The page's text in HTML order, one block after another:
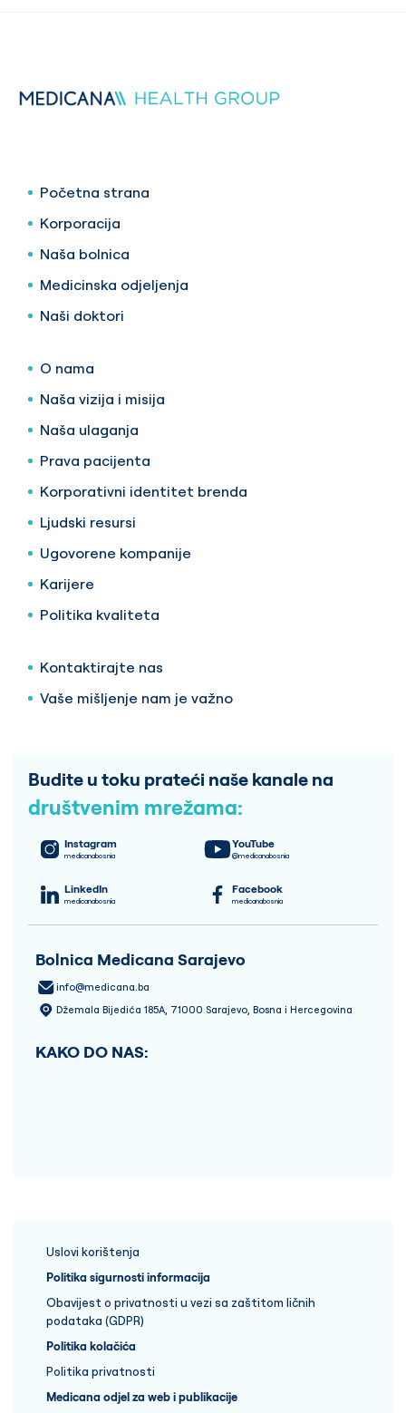
Početna strana
Korporacija
Naša bolnica
Medicinska odjeljenja
Naši doktori
O nama
Naša vizija i misija
Naša ulaganja
Prava pacijenta
Korporativni identitet brenda
Ljudski resursi
Ugovorene kompanije
Karijere
Politika kvaliteta
Kontaktirajte nas
Vaše mišljenje nam je važno
Budite u toku prateći naše kanale na
društvenim mrežama:
Instagram
medicanabosnia
YouTube
@medicanabosnia
LinkedIn
medicanabosnia
Facebook
medicanabosnia
Bolnica Medicana Sarajevo
info@medicana.ba
Džemala Bijedića 185A, 71000 Sarajevo, Bosna i Hercegovina
KAKO DO NAS:
Uslovi korištenja
Politika sigurnosti informacija
Obavijest o privatnosti u vezi sa zaštitom ličnih
podataka (GDPR)
Politika kolačića
Politika privatnosti
Medicana odjel za web i publikacije